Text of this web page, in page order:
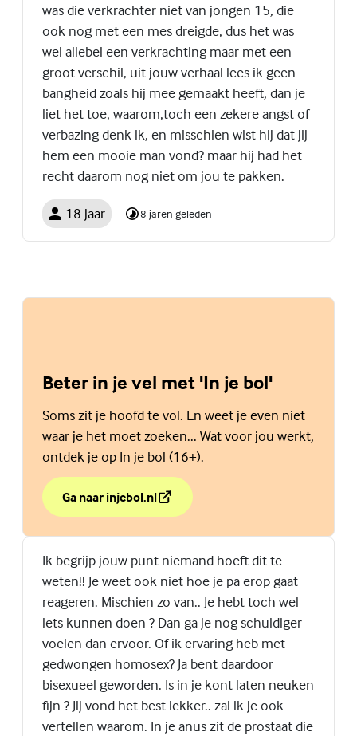
was die verkrachter niet van jongen 15, die
ook nog met een mes dreigde, dus het was
wel allebei een verkrachting maar met een
groot verschil, uit jouw verhaal lees ik geen
bangheid zoals hij mee gemaakt heeft, dan je
liet het toe, waarom,toch een zekere angst of
verbazing denk ik, en misschien wist hij dat jij
hem een mooie man vond? maar hij had het
recht daarom nog niet om jou te pakken.
18 jaar 8 jaren geleden
Beter in je vel met 'In je bol'
Soms zit je hoofd te vol. En weet je even niet
waar je het moet zoeken... Wat voor jou werkt,
ontdek je op In je bol (16+).
Ga naar injebol.nl
over Beter in je vel met 'In je bol'
(Externe link)
Ik begrijp jouw punt niemand hoeft dit te
weten!! Je weet ook niet hoe je pa erop gaat
reageren. Mischien zo van.. Je hebt toch wel
iets kunnen doen ? Dan ga je nog schuldiger
voelen dan ervoor. Of ik ervaring heb met
gedwongen homosex? Ja bent daardoor
bisexueel geworden. Is in je kont laten neuken
fijn ? Jij vond het best lekker.. zal ik je ook
vertellen waarom. In je anus zit de prostaat die